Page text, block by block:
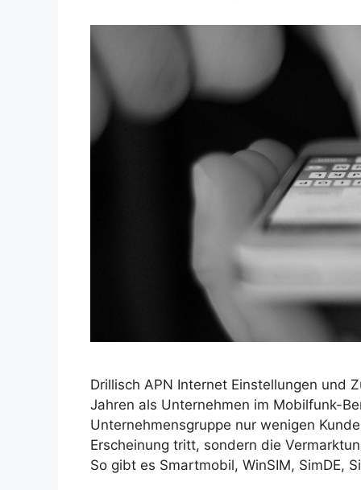
Drillisch APN Internet Einstellungen und
Jahren als Unternehmen im Mobilfunk-
Unternehmensgruppe nur wenigen
Erscheinung tritt, sondern die
So gibt es Smartmobil, WinSIM, SimDE,